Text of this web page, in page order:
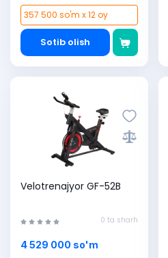
357 500 so'm x 12 oy
Sotib olish
Velotrenajyor GF-52B
0 ta sharh
4 529 000 so'm